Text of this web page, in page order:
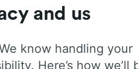
and us
know handling your
Here’s how we’ll